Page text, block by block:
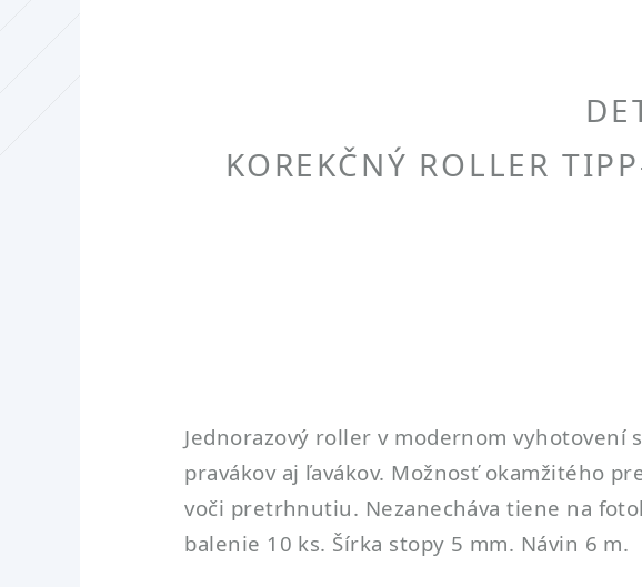
KOREKČNÝ ROLLER
Jednorazový roller v modernom
pravákov aj ľavákov. Možnosť okamžitého
voči pretrhnutiu. Nezanecháva tiene na
balenie 10 ks. Šírka stopy 5 mm. Návin 6 m.